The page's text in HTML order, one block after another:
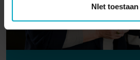
NIet toestaan